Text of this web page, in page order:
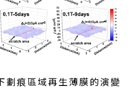
劃痕區域再生薄膜的演變